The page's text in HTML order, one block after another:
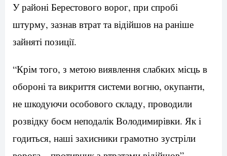
У районі Берестового ворог, при спробі
штурму, зазнав втрат та відійшов на раніше
зайняті позиції.
“Крім того, з метою виявлення слабких місць в
обороні та викриття системи вогню, окупанти,
не шкодуючи особового складу, проводили
розвідку боєм неподалік Володимирівки. Як і
годиться, наші захисники грамотно зустріли